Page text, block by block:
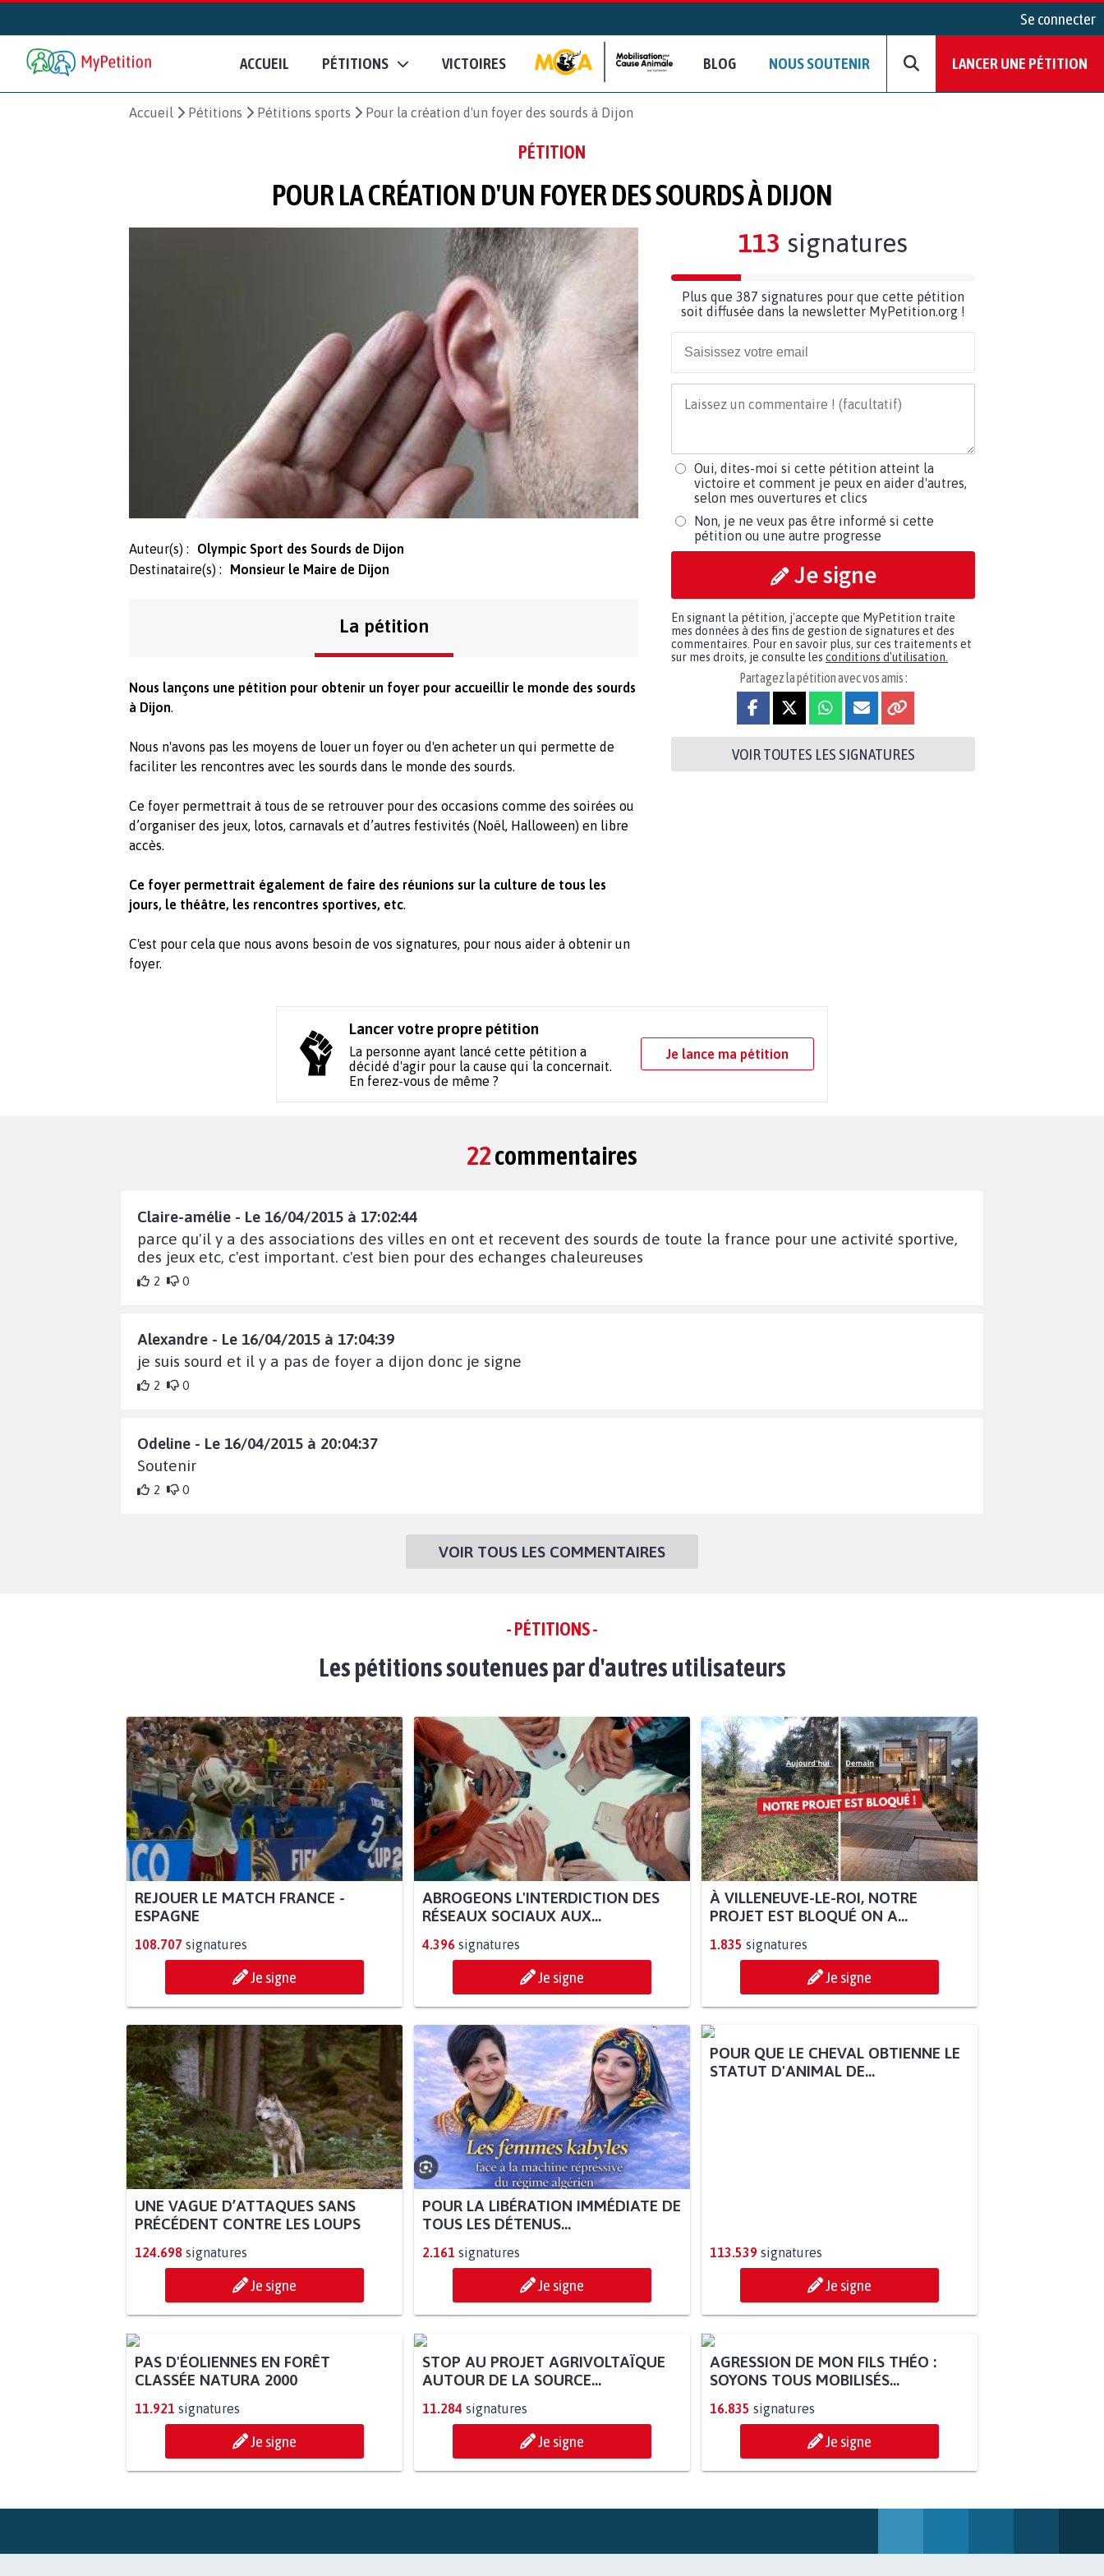
Se connecter
ACCUEIL PÉTITIONS VICTOIRES BLOG NOUS SOUTENIR LANCER UNE PÉTITION
Accueil Pétitions Pétitions sports Pour la création d'un foyer des sourds à Dijon
PÉTITION
POUR LA CRÉATION D'UN FOYER DES SOURDS À DIJON
Auteur(s) :
Olympic Sport des Sourds de Dijon
Destinataire(s) :
Monsieur le Maire de Dijon
La pétition
Nous lançons une pétition pour obtenir un foyer pour accueillir le monde des sourds
à Dijon.
Nous n'avons pas les moyens de louer un foyer ou d'en acheter un qui permette de
faciliter les rencontres avec les sourds dans le monde des sourds.
Ce foyer permettrait à tous de se retrouver pour des occasions comme des soirées ou
d’organiser des jeux, lotos, carnavals et d’autres festivités (Noël, Halloween) en libre
accès.
Ce foyer permettrait également de faire des réunions sur la culture de tous les
jours, le théâtre, les rencontres sportives, etc.
C'est pour cela que nous avons besoin de vos signatures, pour nous aider à obtenir un
foyer.
113 signatures
Plus que 387 signatures pour que cette pétition
soit diffusée dans la newsletter MyPetition.org !
Oui, dites-moi si cette pétition atteint la
victoire et comment je peux en aider d'autres,
selon mes ouvertures et clics
Non, je ne veux pas être informé si cette
pétition ou une autre progresse
Je signe
En signant la pétition, j'accepte que MyPetition traite
mes données à des fins de gestion de signatures et des
commentaires. Pour en savoir plus, sur ces traitements et
sur mes droits, je consulte les conditions d'utilisation.
Partagez la pétition avec vos amis :
VOIR TOUTES LES SIGNATURES
Lancer votre propre pétition
La personne ayant lancé cette pétition a
décidé d'agir pour la cause qui la concernait.
En ferez-vous de même ?
Je lance ma pétition
22commentaires
Claire-amélie - Le 16/04/2015 à 17:02:44
parce qu'il y a des associations des villes en ont et recevent des sourds de toute la france pour une activité sportive,
des jeux etc, c'est important. c'est bien pour des echanges chaleureuses
2 0
Alexandre - Le 16/04/2015 à 17:04:39
je suis sourd et il y a pas de foyer a dijon donc je signe
2 0
Odeline - Le 16/04/2015 à 20:04:37
Soutenir
2 0
VOIR TOUS LES COMMENTAIRES
- PÉTITIONS -
Les pétitions soutenues par d'autres utilisateurs
REJOUER LE MATCH FRANCE -
ESPAGNE
108.707 signatures
Je signe
ABROGEONS L'INTERDICTION DES
RÉSEAUX SOCIAUX AUX...
4.396 signatures
Je signe
À VILLENEUVE-LE-ROI, NOTRE
PROJET EST BLOQUÉ ON A...
1.835 signatures
Je signe
UNE VAGUE D’ATTAQUES SANS
PRÉCÉDENT CONTRE LES LOUPS
124.698 signatures
Je signe
POUR LA LIBÉRATION IMMÉDIATE DE
TOUS LES DÉTENUS...
2.161 signatures
Je signe
POUR QUE LE CHEVAL OBTIENNE LE
STATUT D'ANIMAL DE...
113.539 signatures
Je signe
PAS D'ÉOLIENNES EN FORÊT
CLASSÉE NATURA 2000
11.921 signatures
Je signe
STOP AU PROJET AGRIVOLTAÏQUE
AUTOUR DE LA SOURCE...
11.284 signatures
Je signe
AGRESSION DE MON FILS THÉO :
SOYONS TOUS MOBILISÉS...
16.835 signatures
Je signe